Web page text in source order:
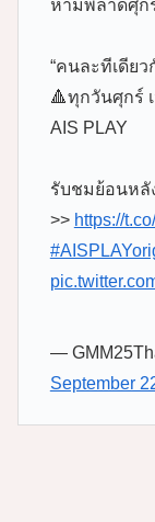
ห้ามพลาดศุก
“คนละทีเดียว
🔺ทุกวันศุกร์
AIS PLAY
รับชมย้อนหลั
>> https://
—
September